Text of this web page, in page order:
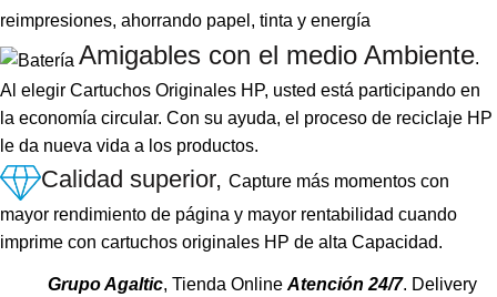
reimpresiones, ahorrando papel, tinta y energía
Amigables con el medio Ambiente.
Al elegir Cartuchos Originales HP, usted está participando en
la economía circular. Con su ayuda, el proceso de reciclaje HP
le da nueva vida a los productos.
Calidad superior, Capture más momentos con
mayor rendimiento de página y mayor rentabilidad cuando
imprime con cartuchos originales HP de alta Capacidad.
Grupo Agaltic, Tienda Online Atención 24/7. Delivery